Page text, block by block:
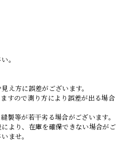
。
え方に誤差がございます。
すので測り方により誤差が出る場合
製等が若干劣る場合がございます。
より、在庫を確保できない場合がご
ませ。